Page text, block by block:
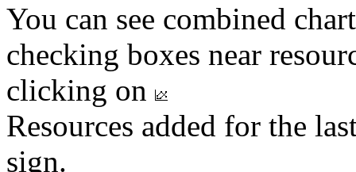
You can see combined
checking boxes near
clicking on
Resources added for the
sign.